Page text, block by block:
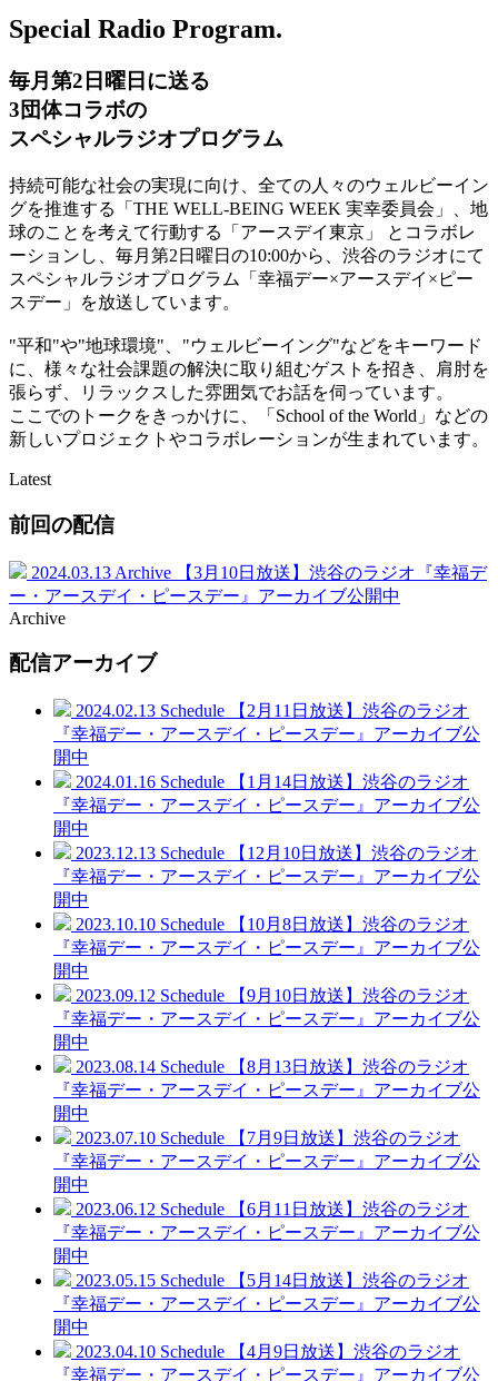
Special Radio Program.
毎月第2日曜日に送る
3団体コラボの
スペシャルラジオプログラム
持続可能な社会の実現に向け、全ての人々のウェルビーイン
グを推進する「THE WELL-BEING WEEK 実幸委員会」、地
球のことを考えて行動する「アースデイ東京」 とコラボレ
ーションし、毎月第2日曜日の10:00から、渋谷のラジオにて
スペシャルラジオプログラム「幸福デー×アースデイ×ピー
スデー」を放送しています。
"平和"や"地球環境"、"ウェルビーイング"などをキーワード
に、様々な社会課題の解決に取り組むゲストを招き、肩肘を
張らず、リラックスした雰囲気でお話を伺っています。
ここでのトークをきっかけに、「School of the World」などの
新しいプロジェクトやコラボレーションが生まれています。
Latest
前回の配信
2024.03.13 Archive
【3月10日放送】渋谷のラジオ『幸福デ
ー・アースデイ・ピースデー』アーカイブ公開中
Archive
配信アーカイブ
2024.02.13 Schedule
【2月11日放送】渋谷のラジオ
『幸福デー・アースデイ・ピースデー』アーカイブ公
開中
2024.01.16 Schedule
【1月14日放送】渋谷のラジオ
『幸福デー・アースデイ・ピースデー』アーカイブ公
開中
2023.12.13 Schedule
【12月10日放送】渋谷のラジオ
『幸福デー・アースデイ・ピースデー』アーカイブ公
開中
2023.10.10 Schedule
【10月8日放送】渋谷のラジオ
『幸福デー・アースデイ・ピースデー』アーカイブ公
開中
2023.09.12 Schedule
【9月10日放送】渋谷のラジオ
『幸福デー・アースデイ・ピースデー』アーカイブ公
開中
2023.08.14 Schedule
【8月13日放送】渋谷のラジオ
『幸福デー・アースデイ・ピースデー』アーカイブ公
開中
2023.07.10 Schedule
【7月9日放送】渋谷のラジオ
『幸福デー・アースデイ・ピースデー』アーカイブ公
開中
2023.06.12 Schedule
【6月11日放送】渋谷のラジオ
『幸福デー・アースデイ・ピースデー』アーカイブ公
開中
2023.05.15 Schedule
【5月14日放送】渋谷のラジオ
『幸福デー・アースデイ・ピースデー』アーカイブ公
開中
2023.04.10 Schedule
【4月9日放送】渋谷のラジオ
『幸福デー・アースデイ・ピースデー』アーカイブ公